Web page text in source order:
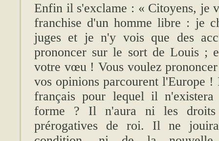
Enfin il s'exclame : « Citoyens, je
franchise d'un homme libre : je
juges et je n'y vois que des
prononcer sur le sort de Louis ;
votre vœu ! Vous voulez
vos opinions parcourent l'Europe !
français pour lequel il
forme ? Il n'aura ni les droits
prérogatives de roi. Il ne